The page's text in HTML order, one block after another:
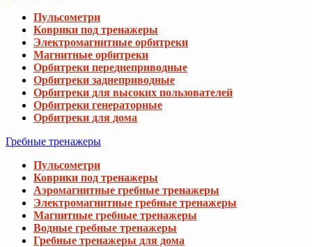
Пульсометри
Коврики под тренажеры
Электромагнитные орбитреки
Магнитные орбитреки
Орбитреки переднеприводные
Орбитреки заднеприводные
Орбитреки для высоких пользователей
Орбитреки генераторные
Орбитреки для дома
Гребные тренажеры
Пульсометри
Коврики под тренажеры
Аэромагнитные гребные тренажеры
Электромагнитные гребные тренажеры
Магнитные гребные тренажеры
Водные гребные тренажеры
Гребные тренажеры для дома